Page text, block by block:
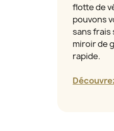
flotte de
pouvons
sans frais
miroir de
rapide.